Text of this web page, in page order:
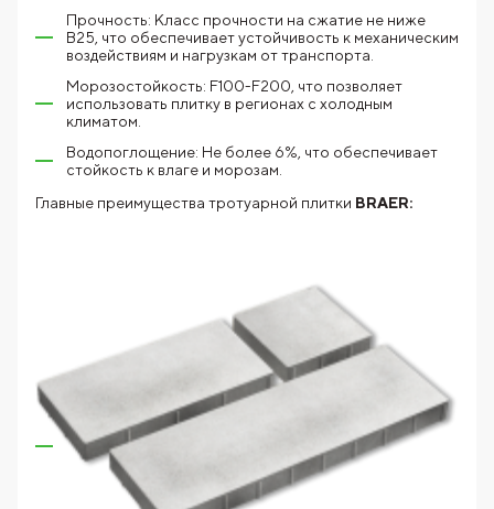
Прочность: Класс прочности на сжатие не ниже
В25, что обеспечивает устойчивость к механическим
воздействиям и нагрузкам от транспорта.
Морозостойкость: F100-F200, что позволяет
использовать плитку в регионах с холодным
климатом.
Водопоглощение: Не более 6%, что обеспечивает
стойкость к влаге и морозам.
Главные преимущества тротуарной плитки BRAER: